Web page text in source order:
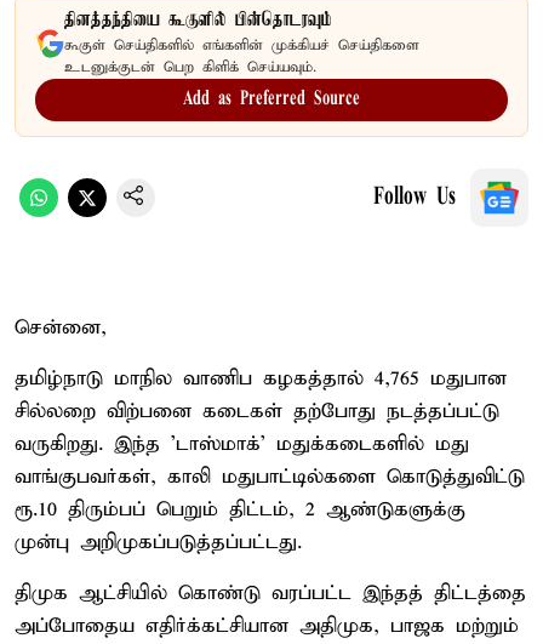
தினத்தந்தியை கூகுளில் பின்தொடரவும்
கூகுள் செய்திகளில் எங்களின் முக்கியச் செய்திகளை
உடனுக்குடன் பெற கிளிக் செய்யவும்.
Add as Preferred Source
Follow Us
சென்னை,
தமிழ்நாடு மாநில வாணிப கழகத்தால் 4,765 மதுபான
சில்லறை விற்பனை கடைகள் தற்போது நடத்தப்பட்டு
வருகிறது. இந்த 'டாஸ்மாக்' மதுக்கடைகளில் மது
வாங்குபவர்கள், காலி மதுபாட்டில்களை கொடுத்துவிட்டு
ரூ.10 திரும்பப் பெறும் திட்டம், 2 ஆண்டுகளுக்கு
முன்பு அறிமுகப்படுத்தப்பட்டது.
திமுக ஆட்சியில் கொண்டு வரப்பட்ட இந்தத் திட்டத்தை
அப்போதைய எதிர்க்கட்சியான அதிமுக, பாஜக மற்றும்